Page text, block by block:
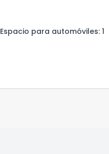
Espacio para automóviles: 1